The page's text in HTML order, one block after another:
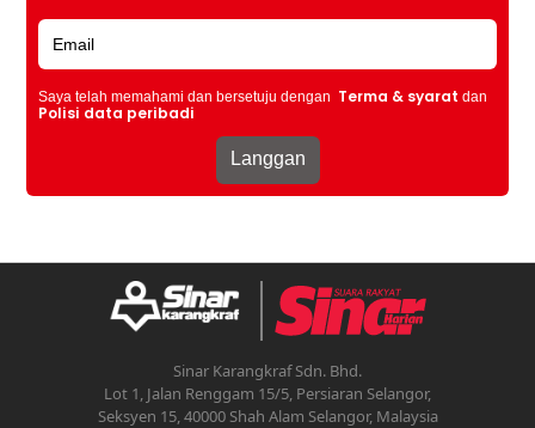
Saya telah memahami dan bersetuju dengan Terma & syarat dan
Polisi data peribadi
Sinar Karangkraf Sdn. Bhd.
Lot 1, Jalan Renggam 15/5, Persiaran Selangor,
Seksyen 15, 40000 Shah Alam Selangor, Malaysia